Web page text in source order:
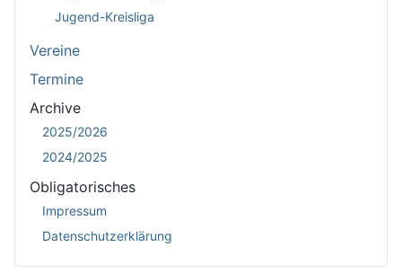
Jugend-Kreisliga
Vereine
Termine
Archive
2025/2026
2024/2025
Obligatorisches
Impressum
Datenschutzerklärung